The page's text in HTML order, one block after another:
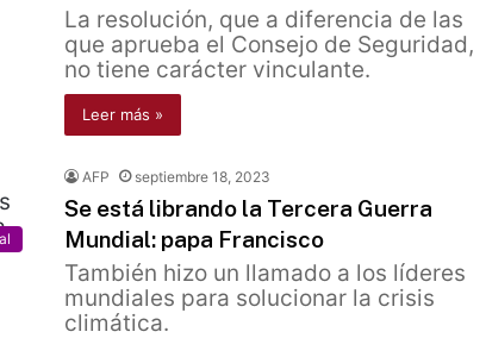
La resolución, que a diferencia de las
que aprueba el Consejo de Seguridad,
no tiene carácter vinculante.
Leer más »
AFP septiembre 18, 2023
Se está librando la Tercera Guerra
Mundial: papa Francisco
También hizo un llamado a los líderes
mundiales para solucionar la crisis
climática.